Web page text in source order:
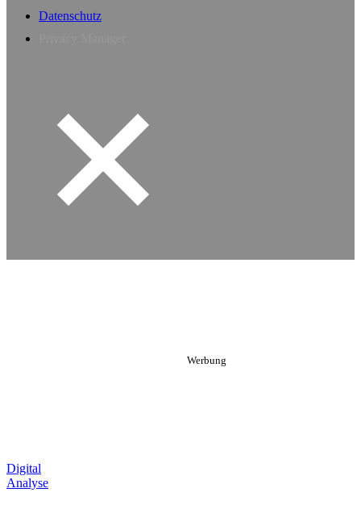
Datenschutz
Digital
Analyse